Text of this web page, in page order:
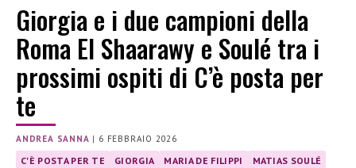
Giorgia e i due campioni della
Roma El Shaarawy e Soulé tra i
prossimi ospiti di C’è posta per
te
ANDREA SANNA | 6 FEBBRAIO 2026
C'È POSTA PER TE GIORGIA MARIA DE FILIPPI
MATIAS SOULÉ